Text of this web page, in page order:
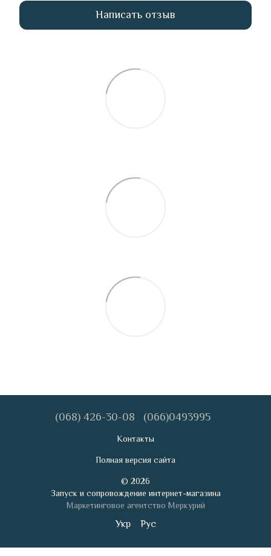
Написать отзыв
(068) 426-30-08 (066)0493995
Контакты
Полная версия сайта
© 2026
Запуск и сопровождение интернет-магазина
Маркетинговое агентство Меркурий
Укр Рус